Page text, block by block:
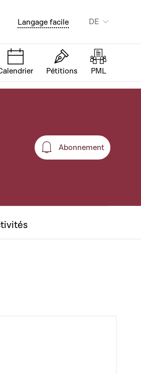
d'accessibilité
Langage facile DE
Pétitions PML
Abonnement
Abonnement